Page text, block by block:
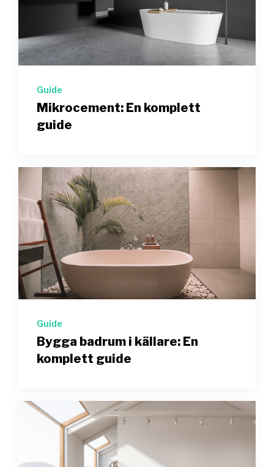
Guide
Mikrocement: En komplett
guide
Guide
Bygga badrum i källare: En
komplett guide